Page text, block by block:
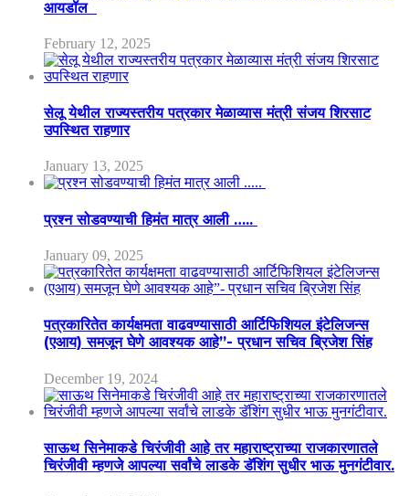
आयडॉल
February 12, 2025
सेलू येथील राज्यस्तरीय पत्रकार मेळाव्यास मंत्री संजय शिरसाट
उपस्थित राहणार
January 13, 2025
प्रश्न सोडवण्याची हिमंत मात्र आली …..
January 09, 2025
पत्रकारितेत कार्यक्षमता वाढवण्यासाठी आर्टिफिशियल इंटेलिजन्स
(एआय) समजून घेणे आवश्यक आहे”- प्रधान सचिव ब्रिजेश सिंह
December 19, 2024
साऊथ सिनेमाकडे चिरंजीवी आहे तर महाराष्ट्राच्या राजकारणातले
चिरंजीवी म्हणजे आपल्या सर्वांचे लाडके डॅशिंग सुधीर भाऊ मुनगंटीवार.